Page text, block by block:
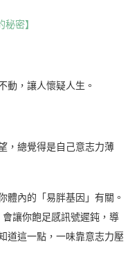
密】
動，讓人懷疑人生。
，總覺得是自己意志力薄
體內的「易胖基因」有關。
讓你飽足感訊號遲鈍，導
道這一點，一味靠意志力壓